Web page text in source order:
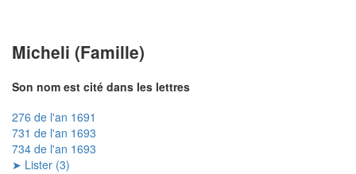
Micheli (Famille)
Son nom est cité dans les lettres
276 de l'an 1691
731 de l'an 1693
734 de l'an 1693
➤ Lister (3)